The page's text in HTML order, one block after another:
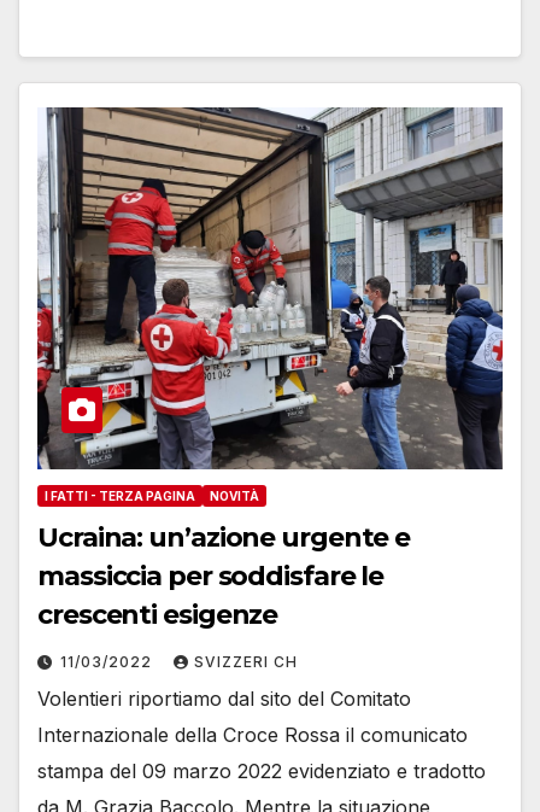
I FATTI - TERZA PAGINA NOVITÀ
Ucraina: un’azione urgente e
massiccia per soddisfare le
crescenti esigenze
11/03/2022 SVIZZERI CH
Volentieri riportiamo dal sito del Comitato
Internazionale della Croce Rossa il comunicato
stampa del 09 marzo 2022 evidenziato e tradotto
da M. Grazia Baccolo. Mentre la situazione